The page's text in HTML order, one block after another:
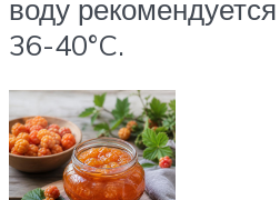
воду
36-40°C.